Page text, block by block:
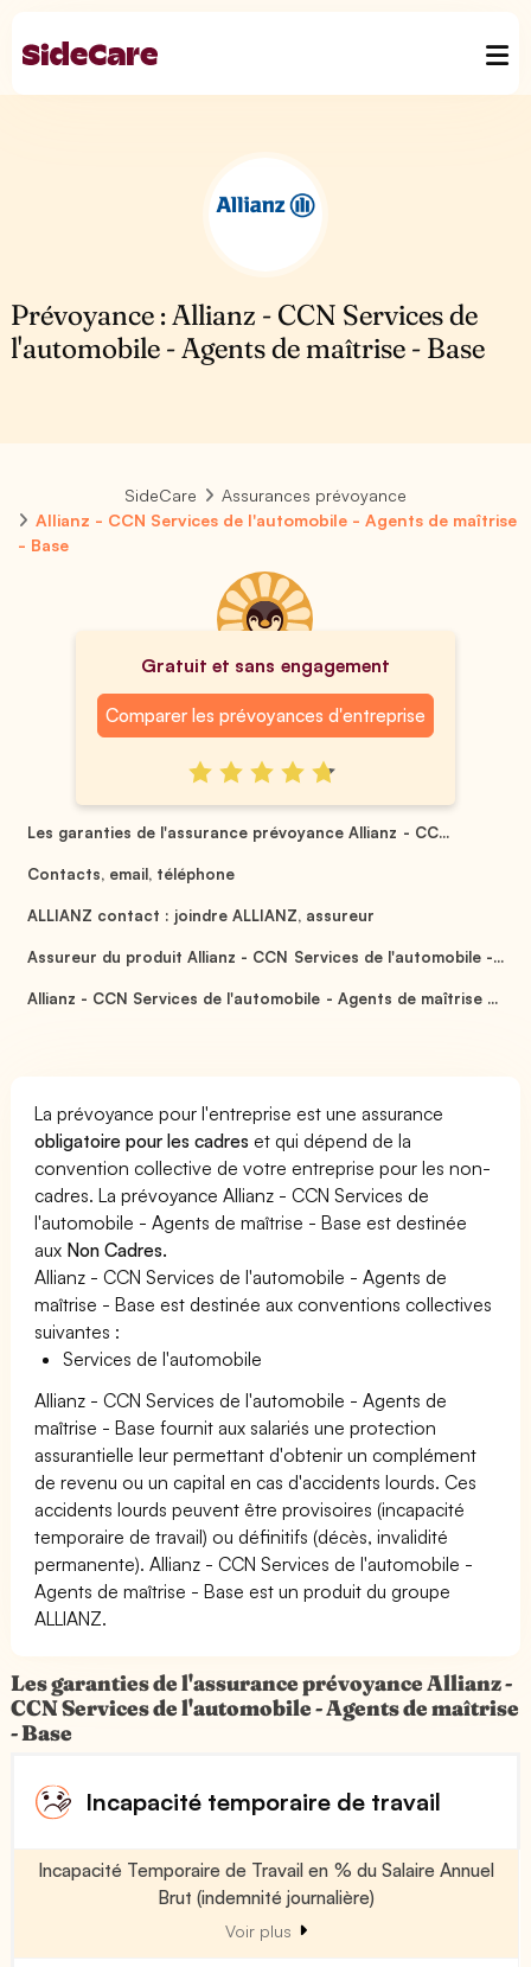
Prévoyance : Allianz - CCN Services de
l'automobile - Agents de maîtrise - Base
SideCare
Assurances prévoyance
Allianz - CCN Services de l'automobile - Agents de maîtrise
- Base
Gratuit et sans engagement
Comparer les prévoyances d'entreprise
Les garanties de l'assurance prévoyance Allianz - CC...
Contacts, email, téléphone
ALLIANZ contact : joindre ALLIANZ, assureur
Assureur du produit Allianz - CCN Services de l'automobile -...
Allianz - CCN Services de l'automobile - Agents de maîtrise ...
La prévoyance pour l'entreprise est une assurance
obligatoire pour les cadres et qui dépend de la
convention collective de votre entreprise pour les non-
cadres. La prévoyance Allianz - CCN Services de
l'automobile - Agents de maîtrise - Base est destinée
aux Non Cadres.
Allianz - CCN Services de l'automobile - Agents de
maîtrise - Base est destinée aux conventions collectives
suivantes :
Services de l'automobile
Allianz - CCN Services de l'automobile - Agents de
maîtrise - Base fournit aux salariés une protection
assurantielle leur permettant d'obtenir un complément
de revenu ou un capital en cas d'accidents lourds. Ces
accidents lourds peuvent être provisoires (incapacité
temporaire de travail) ou définitifs (décès, invalidité
permanente). Allianz - CCN Services de l'automobile -
Agents de maîtrise - Base est un produit du groupe
ALLIANZ.
Les garanties de l'assurance prévoyance Allianz -
CCN Services de l'automobile - Agents de maîtrise
- Base
Incapacité temporaire de travail
Incapacité Temporaire de Travail en % du Salaire Annuel
Brut (indemnité journalière)
Voir plus